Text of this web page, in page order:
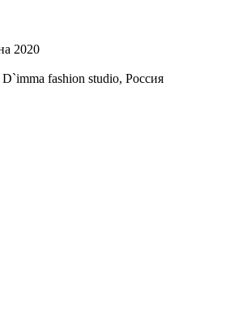
2020
D`imma fashion studio, Россия